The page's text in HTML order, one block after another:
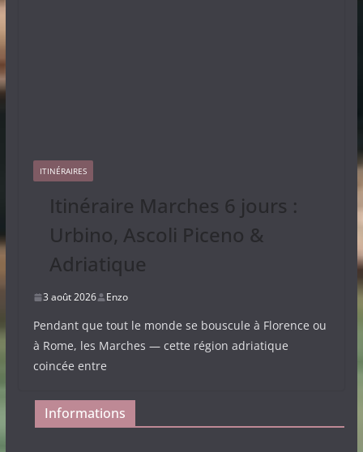
ITINÉRAIRES
Itinéraire Marches 6 jours :
Urbino, Ascoli Piceno &
Adriatique
3 août 2026 Enzo
Pendant que tout le monde se bouscule à Florence ou
à Rome, les Marches — cette région adriatique
coincée entre
Informations